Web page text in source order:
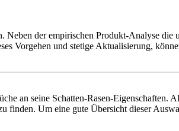
der empirischen Produkt-Analyse
Vorgehen und stetige Aktualisierung,
an seine Schatten-Rasen-Eigenschaften.
finden. Um eine gute Übersicht dieser